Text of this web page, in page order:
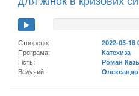
Створено:
2022-05-18
Програма:
Катехиза
Гість:
Роман
Ведучий: